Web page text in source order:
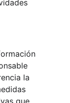
la
que